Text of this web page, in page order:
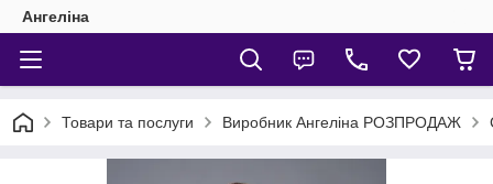
Ангеліна
Товари та послуги Виробник Ангеліна РОЗПРОДАЖ